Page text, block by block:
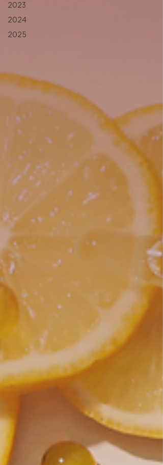
2023
2024
2025